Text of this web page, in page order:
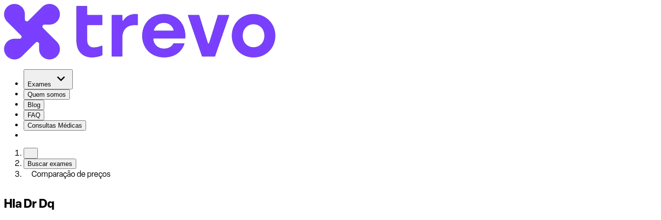
Exames
Quem somos
Blog
FAQ
Consultas Médicas
Buscar exames
Comparação de preços
Hla Dr Dq